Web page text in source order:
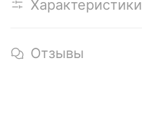
Характеристики
Отзывы